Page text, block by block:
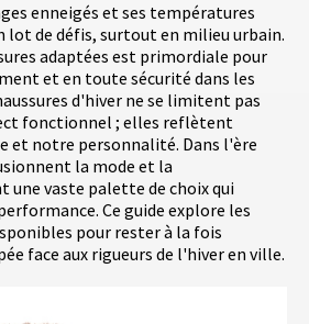
enneigés et ses températures
lot de défis, surtout en milieu urbain.
adaptées est primordiale pour
et en toute sécurité dans les
d'hiver ne se limitent pas
fonctionnel ; elles reflètent
et notre personnalité. Dans l'ère
la mode et la
vaste palette de choix qui
Ce guide explore les
pour rester à la fois
face aux rigueurs de l'hiver en ville.